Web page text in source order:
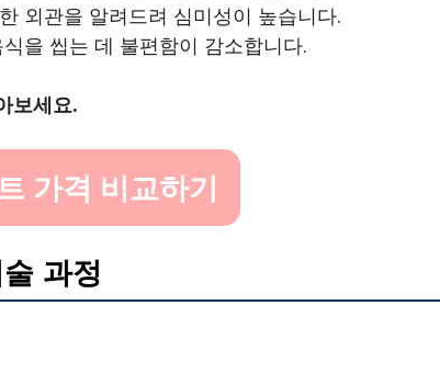
외관을 알려드려 심미성이 높습니다.
을 씹는 데 불편함이 감소합니다.
보세요.
가격 비교하기
과정